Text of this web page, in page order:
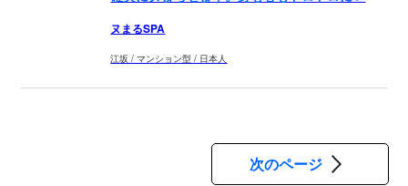
ヌまるSPA
江坂 / マンション型 / 日本人
次のページ